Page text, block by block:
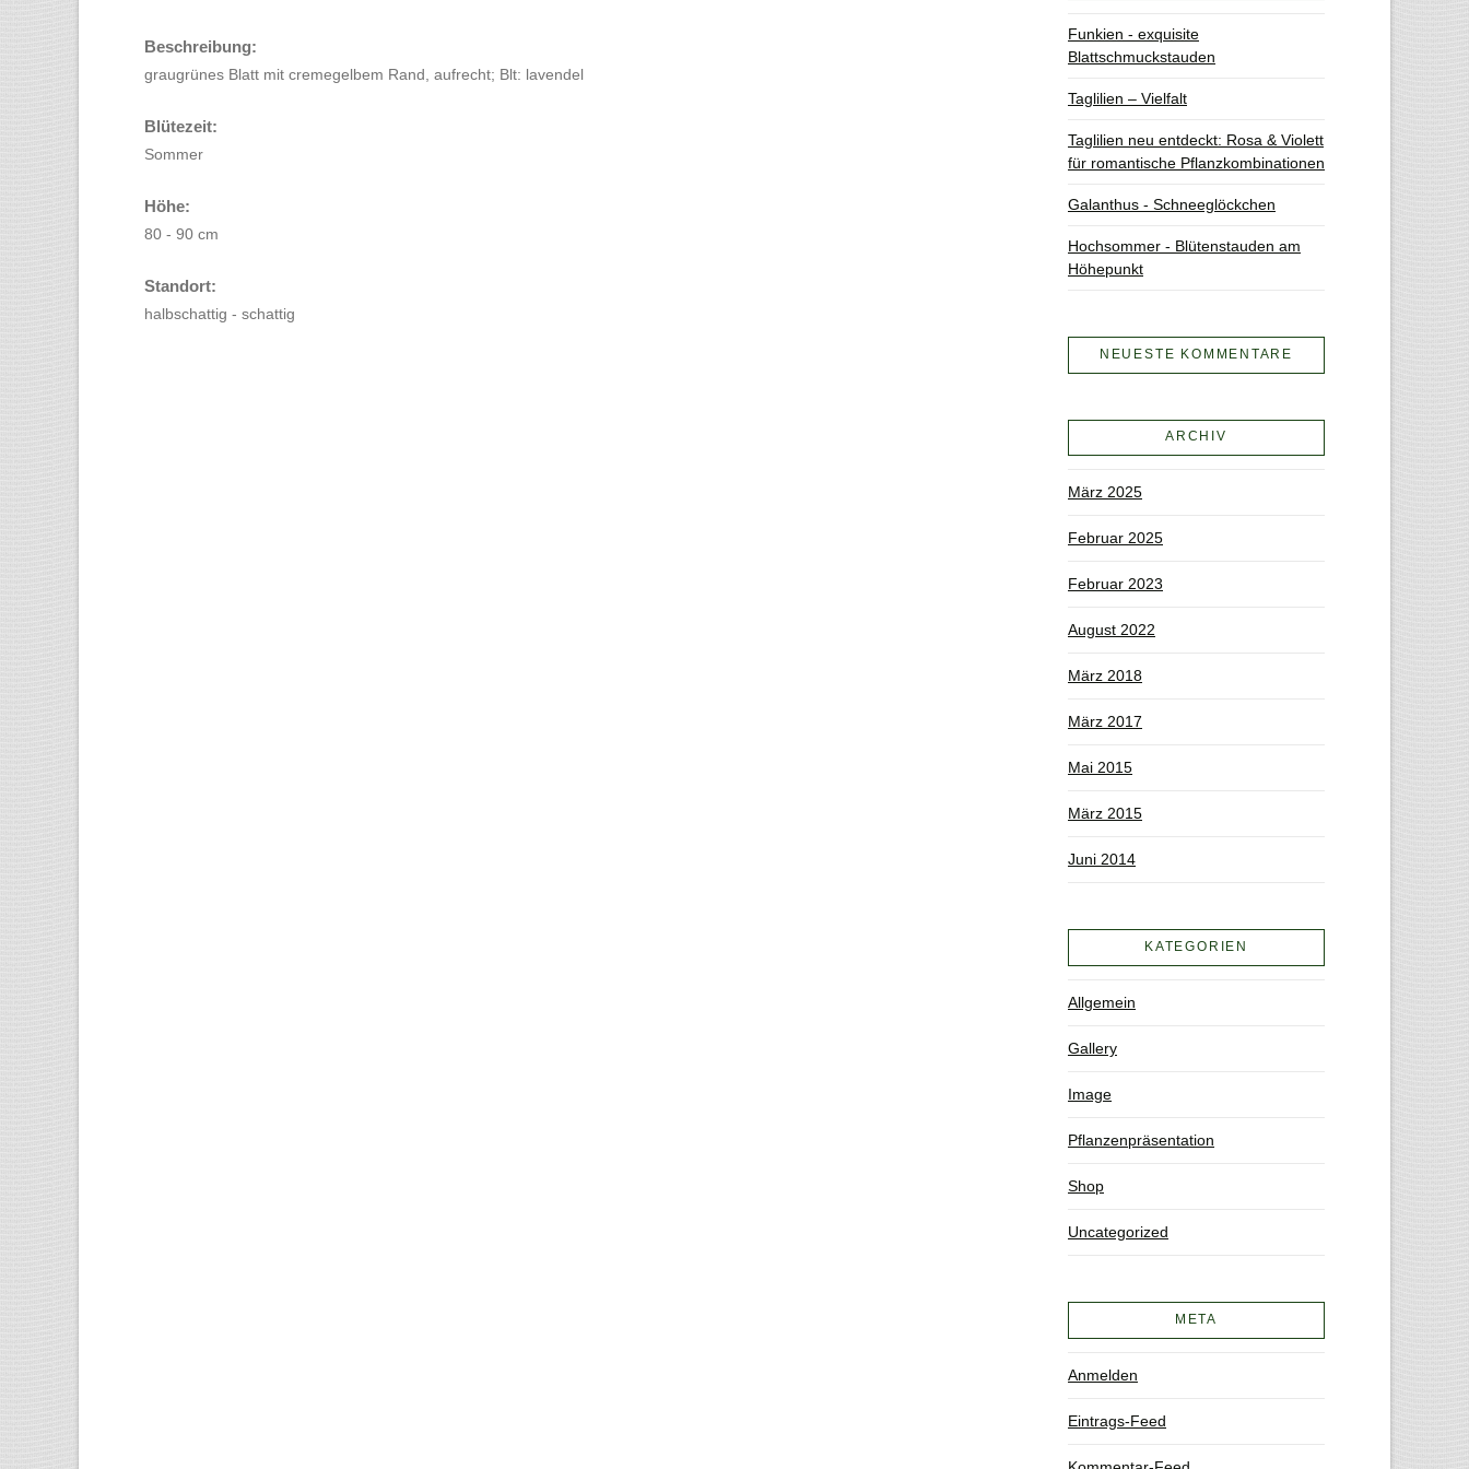
Beschreibung:
graugrünes Blatt mit cremegelbem Rand, aufrecht; Blt: lavendel
Blütezeit:
Sommer
Höhe:
80 - 90 cm
Standort:
halbschattig - schattig
Funkien - exquisite
Blattschmuckstauden
Taglilien – Vielfalt
Taglilien neu entdeckt: Rosa & Violett
für romantische Pflanzkombinationen
Galanthus - Schneeglöckchen
Hochsommer - Blütenstauden am
Höhepunkt
NEUESTE KOMMENTARE
ARCHIV
März 2025
Februar 2025
Februar 2023
August 2022
März 2018
März 2017
Mai 2015
März 2015
Juni 2014
KATEGORIEN
Allgemein
Gallery
Image
Pflanzenpräsentation
Shop
Uncategorized
META
Anmelden
Eintrags-Feed